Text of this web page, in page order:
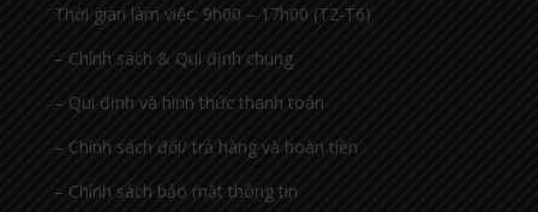
Thời gian làm việc: 9h00 – 17h00 (T2-T6)
– Chính sách & Qui định chung
– Qui định và hình thức thanh toán
– Chính sách đổi/ trả hàng và hoàn tiền
– Chính sách bảo mật thông tin